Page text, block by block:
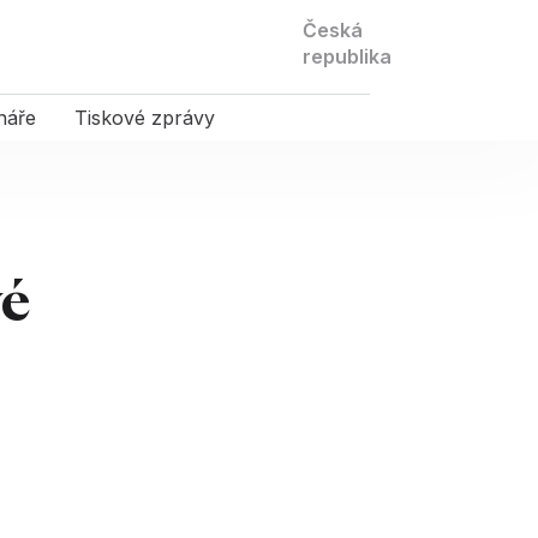
Česká
republika
Tiskové zprávy